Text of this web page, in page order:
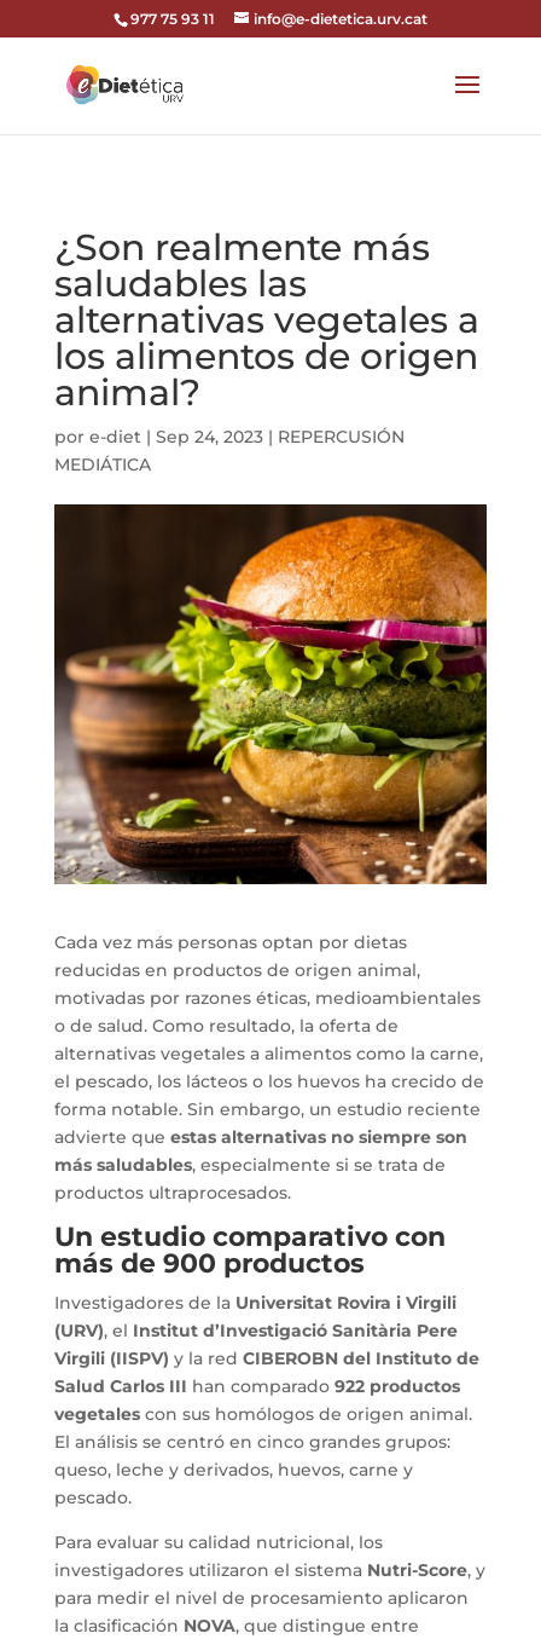
codi google analytics:
977 75 93 11 info@e-dietetica.urv.cat
¿Son realmente más
saludables las
alternativas vegetales a
los alimentos de origen
animal?
por e-diet| Sep 24, 2023| REPERCUSIÓN
MEDIÁTICA
Cada vez más personas optan por dietas
reducidas en productos de origen animal,
motivadas por razones éticas, medioambientales
o de salud. Como resultado, la oferta de
alternativas vegetales a alimentos como la carne,
el pescado, los lácteos o los huevos ha crecido de
forma notable. Sin embargo, un estudio reciente
advierte que estas alternativas no siempre son
más saludables, especialmente si se trata de
productos ultraprocesados.
Un estudio comparativo con
más de 900 productos
Investigadores de la Universitat Rovira i Virgili
(URV), el Institut d’Investigació Sanitària Pere
Virgili (IISPV) y la red CIBEROBN del Instituto de
Salud Carlos III han comparado 922 productos
vegetalescon sus homólogos de origen animal.
El análisis se centró en cinco grandes grupos:
queso, leche y derivados, huevos, carne y
pescado.
Para evaluar su calidad nutricional, los
investigadores utilizaron el sistema Nutri-Score, y
para medir el nivel de procesamiento aplicaron
la clasificación NOVA, que distingue entre